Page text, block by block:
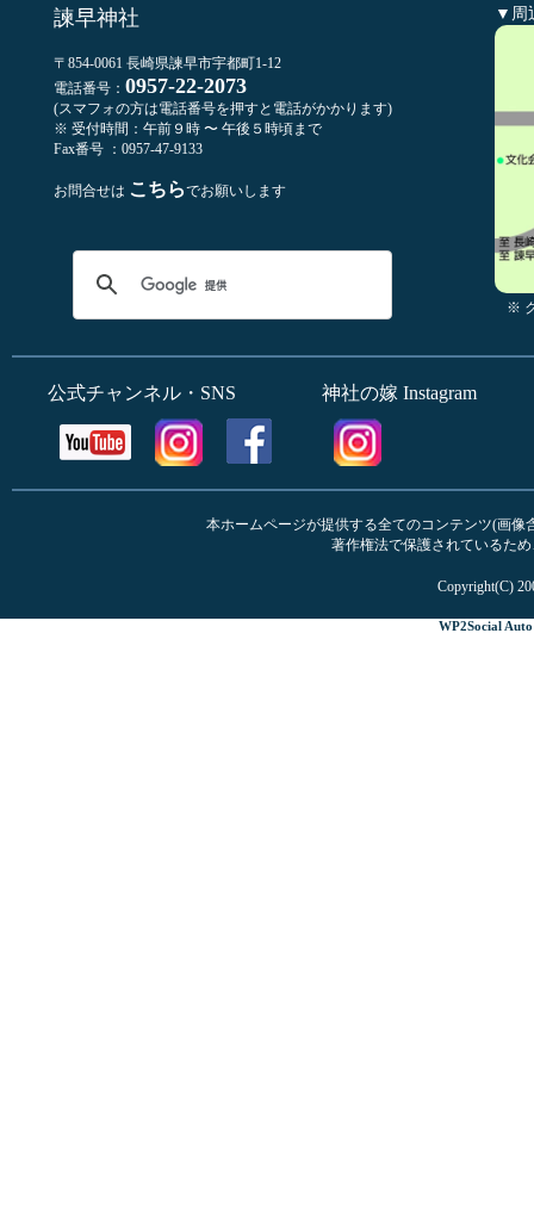
諫早神社
〒854-0061 長崎県諫早市宇都町1-12
電話番号： 0957-22-2073
(スマフォの方は電話番号を押すと電話がかかります)
※ 受付時間：午前９時 〜 午後５時頃まで
Fax番号 ：0957-47-9133
お問合せは こちらでお願いします
▼周
※
公式チャンネル・SNS 神社の嫁 Instagram
本ホームページが提供する全てのコンテンツ(画
著作権法で保護されているた
Copyright(C)
WP2Social